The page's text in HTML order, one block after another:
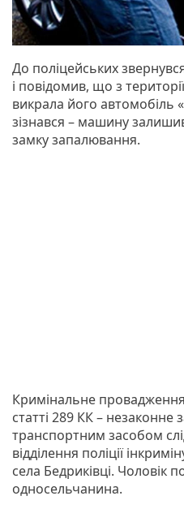
До поліцейських
і повідомив, що з
викрала його автомобіль
зізнався – машину
замку запалювання.
Кримінальне
статті 289 КК – незаконне
транспортним засобом
відділення поліції
села Бедриківці. Чоловік
односельчанина.